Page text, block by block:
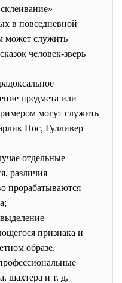
в повседневной
может служить
человек-зверь
предмета или
могут служить
Нос, Гулливер
отдельные
различия
прорабатываются
признака и
образе.
шахтера и т. д.